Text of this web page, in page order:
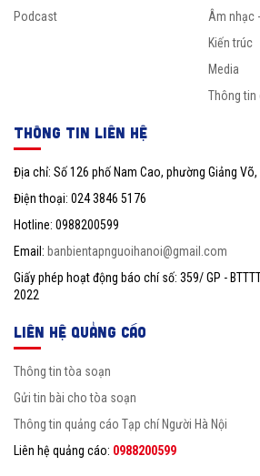
Podcast
Âm nhạc
Kiến trúc
Media
Thông tin
THÔNG TIN LIÊN HỆ
Địa chỉ: Số 126 phố Nam Cao, phường Giảng Võ,
Điện thoại: 024 3846 5176
Hotline: 0988200599
Email: banbientapnguoihanoi@gmail.com
Giấy phép hoạt động báo chí số: 359/ GP -
2022
LIÊN HỆ QUẢNG CÁO
Thông tin tòa soạn
Gửi tin bài cho tòa soạn
Thông tin quảng cáo Tạp chí Người Hà Nội
Liên hệ quảng cáo: 0988200599